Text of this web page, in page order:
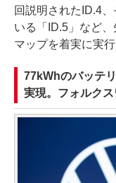
回説明されたID.4
いる「ID.5」など
マップを着実に実
77kWhのバッテ
実現。フォルク